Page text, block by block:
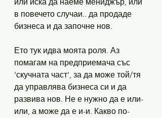
в повечето случаи.. да продаде
бизнеса и да започне нов.
Ето тук идва моята роля. Аз
помагам на предприемача със
'скучната част', за да може той/тя
да управлява бизнеса си и да
развива нов. Не е нужно да е или-
или, а може да е и-и. Какво по-